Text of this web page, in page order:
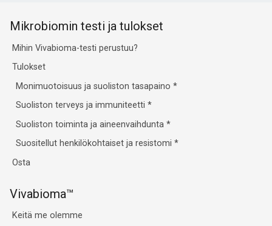
Mikrobiomin testi ja tulokset
Mihin Vivabioma-testi perustuu?
Tulokset
Monimuotoisuus ja suoliston tasapaino*
Suoliston terveys ja immuniteetti*
Suoliston toiminta ja aineenvaihdunta*
Suositellut henkilökohtaiset ja resistomi*
Osta
Vivabioma™
Keitä me olemme